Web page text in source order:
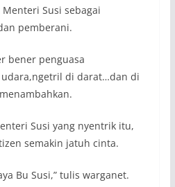
Susi sebagai
pemberani.
bener penguasa
di darat…dan di
Susi yang nyentrik itu,
semakin jatuh cinta.
Bu Susi,” tulis warganet.